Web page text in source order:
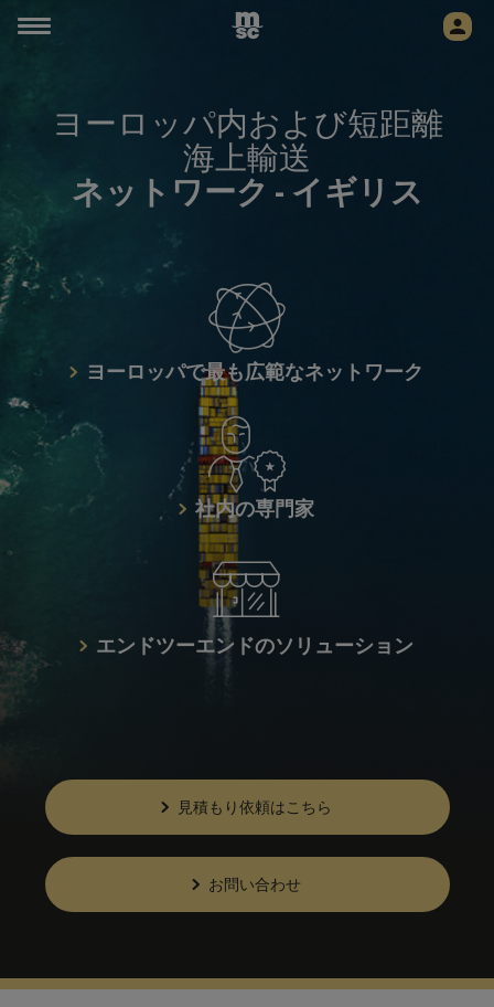
ヨーロッパ内および短距離
海上輸送
ネットワーク - イギリス
ヨーロッパで最も広範なネットワーク
社内の専門家
エンドツーエンドのソリューション
見積もり依頼はこちら
お問い合わせ